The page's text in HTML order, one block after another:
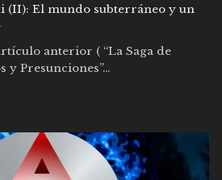
(II): El mundo subterráneo y un
anterior ( “La Saga de
y Presunciones”...